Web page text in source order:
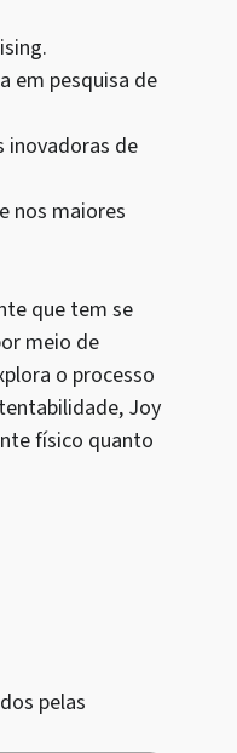
em pesquisa de
inovadoras de
nos maiores
que tem se
meio de
o processo
Joy
físico quanto
pelas